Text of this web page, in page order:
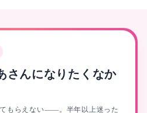
さんになりたくなか
もらえない——。半年以上迷った